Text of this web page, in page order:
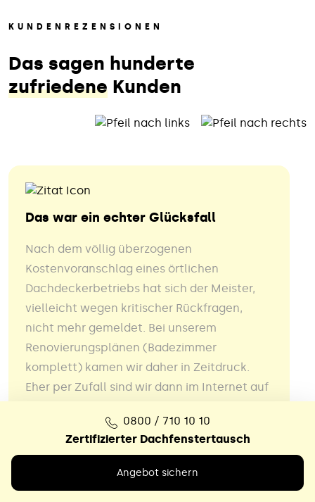
KUNDENREZENSIONEN
Das sagen hunderte
zufriedene Kunden
Das war ein echter Glücksfall
Nach dem völlig überzogenen
Kostenvoranschlag eines örtlichen
Dachdeckerbetriebs hat sich der Meister,
vielleicht wegen kritischer Rückfragen,
nicht mehr gemeldet. Bei unserem
Renovierungsplänen (Badezimmer
komplett) kamen wir daher in Zeitdruck.
Eher per Zufall sind wir dann im Internet auf
echter Glücksfall. Der Fensteraustausch
erfolgte zeitgerecht, sauber und sehr
0800 / 710 10 10
Zertifizierter Dachfenstertausch
Angebot sichern